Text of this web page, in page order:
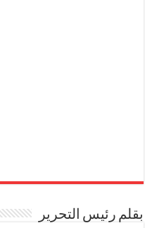
بقلم رئيس التحرير